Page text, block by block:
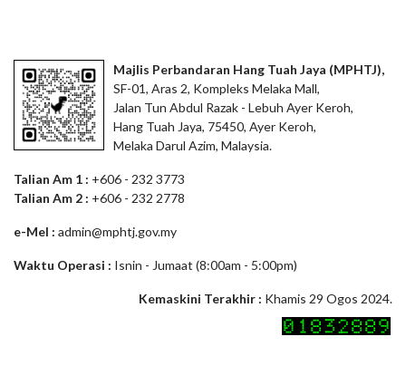
Majlis Perbandaran Hang Tuah Jaya (MPHTJ),
SF-01, Aras 2, Kompleks Melaka Mall,
Jalan Tun Abdul Razak - Lebuh Ayer Keroh,
Hang Tuah Jaya, 75450, Ayer Keroh,
Melaka Darul Azim, Malaysia.
Talian Am 1 : +606 - 232 3773
Talian Am 2 : +606 - 232 2778
e-Mel : admin@mphtj.gov.my
Waktu Operasi : Isnin - Jumaat (8:00am - 5:00pm)
Kemaskini Terakhir : Khamis 29 Ogos 2024.